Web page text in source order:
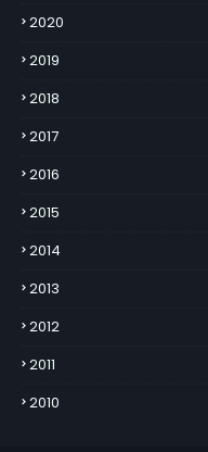
2020
2019
2018
2017
2016
2015
2014
2013
2012
2011
2010